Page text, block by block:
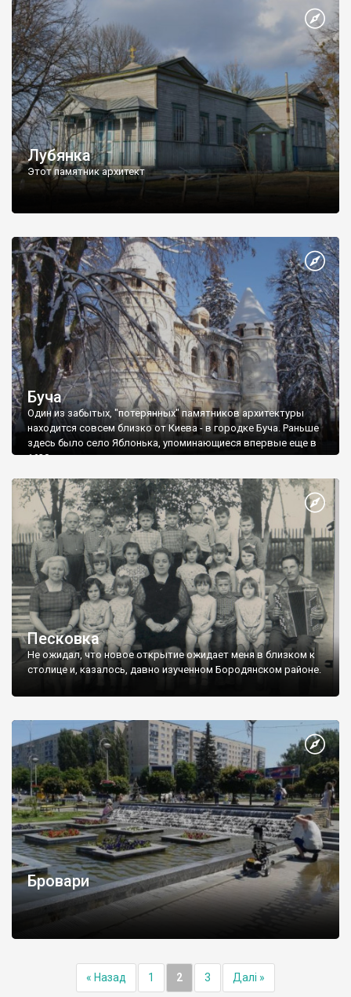
Лубянка
Этот памятник архитект
Буча
Один из забытых, "потерянных" памятников архитектуры
находится совсем близко от Киева - в городке Буча. Раньше
здесь было село Яблонька, упоминающиеся впервые еще в
1630г.
Песковка
Не ожидал, что новое открытие ожидает меня в близком к
столице и, казалось, давно изученном Бородянском районе.
Бровари
« Назад 1 2 3 Далі »